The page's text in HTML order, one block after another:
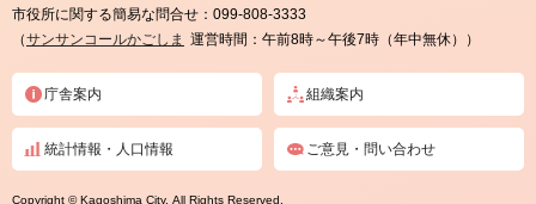
市役所に関する簡易な問合せ： 099-808-3333
（サンサンコールかごしま 運営時間：午前8時～午後7時（年中無休））
庁舎案内 組織案内
統計情報・人口情報 ご意見・問い合わせ
Copyright © Kagoshima City. All Rights Reserved.